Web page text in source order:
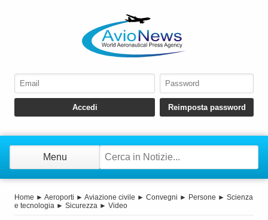
Menu
Home ► Aeroporti ► Aviazione civile ► Convegni ► Persone ► Scienza
e tecnologia ► Sicurezza ► Video